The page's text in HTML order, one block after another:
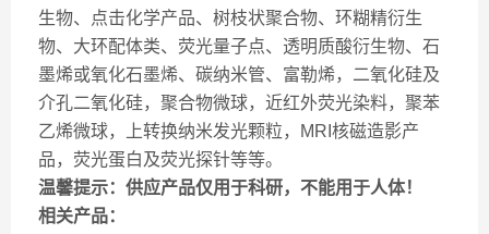
生物、点击化学产品、树枝状聚合物、环糊精衍生
物、大环配体类、荧光量子点、透明质酸衍生物、石
墨烯或氧化石墨烯、碳纳米管、富勒烯，二氧化硅及
介孔二氧化硅，聚合物微球，近红外荧光染料，聚苯
乙烯微球，上转换纳米发光颗粒，MRI核磁造影产
品，荧光蛋白及荧光探针等等。
温馨提示：供应产品仅用于科研，不能用于人体！
相关产品：